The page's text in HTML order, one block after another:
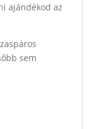
ajándékod az
sem